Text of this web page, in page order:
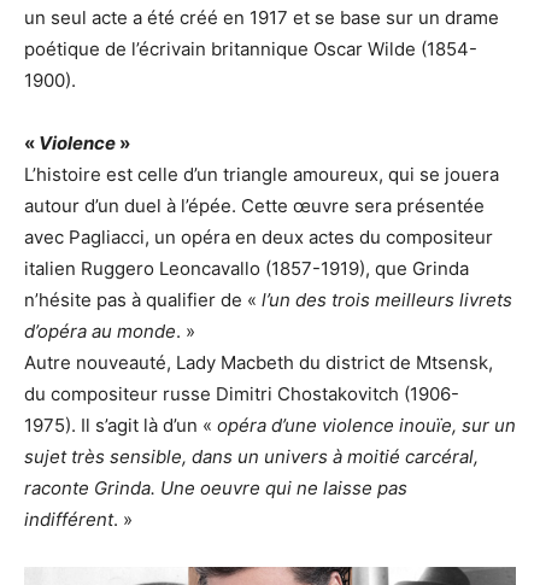
un seul acte a été créé en 1917 et se base sur un drame
poétique de l’écrivain britannique Oscar Wilde (1854-
1900).
« Violence »
L’histoire est celle d’un triangle amoureux, qui se jouera
autour d’un duel à l’épée. Cette œuvre sera présentée
avec Pagliacci, un opéra en deux actes du compositeur
italien Ruggero Leoncavallo (1857-1919), que Grinda
n’hésite pas à qualifier de « l’un des trois meilleurs livrets
d’opéra au monde. »
Autre nouveauté, Lady Macbeth du district de Mtsensk,
du compositeur russe Dimitri Chostakovitch (1906-
1975). Il s’agit là d’un « opéra d’une violence inouïe, sur un
sujet très sensible, dans un univers à moitié carcéral,
raconte Grinda. Une oeuvre qui ne laisse pas
indifférent. »